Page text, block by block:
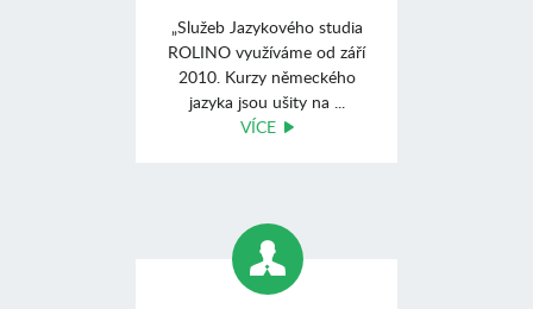
„Služeb Jazykového studia
ROLINO využíváme od září
2010. Kurzy německého
jazyka jsou ušity na ...
VÍCE